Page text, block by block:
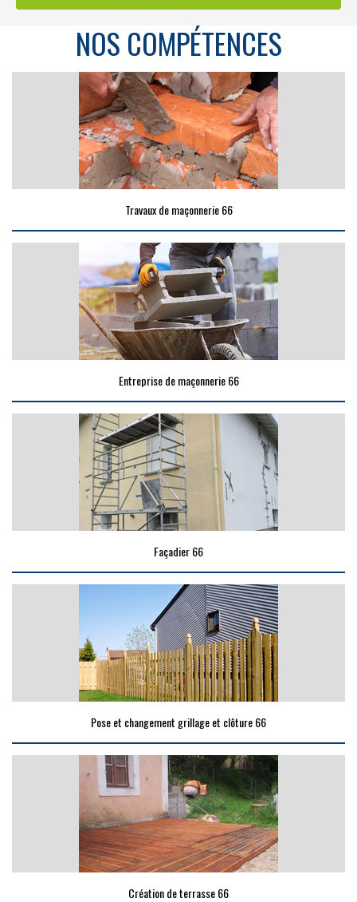
NOS COMPÉTENCES
Travaux de maçonnerie 66
Entreprise de maçonnerie 66
Façadier 66
Pose et changement grillage et clôture 66
Création de terrasse 66